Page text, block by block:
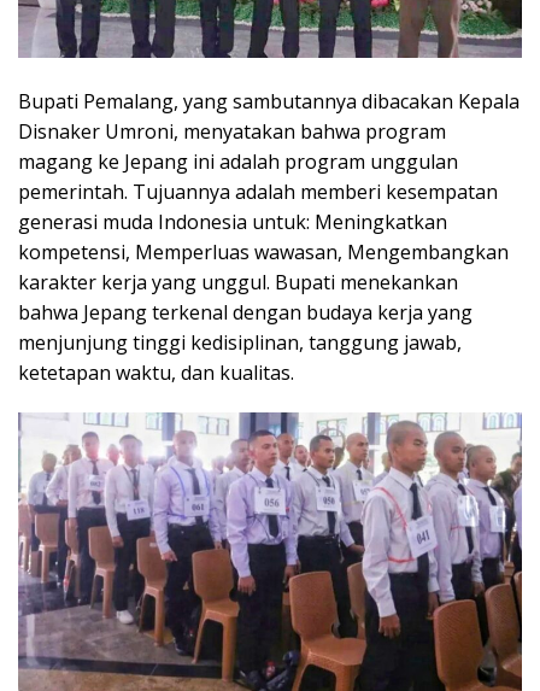
Bupati Pemalang, yang sambutannya dibacakan Kepala
Disnaker Umroni, menyatakan bahwa program
magang ke Jepang ini adalah program unggulan
pemerintah. Tujuannya adalah memberi kesempatan
generasi muda Indonesia untuk: Meningkatkan
kompetensi, Memperluas wawasan, Mengembangkan
karakter kerja yang unggul. Bupati menekankan
bahwa Jepang terkenal dengan budaya kerja yang
menjunjung tinggi kedisiplinan, tanggung jawab,
ketetapan waktu, dan kualitas.